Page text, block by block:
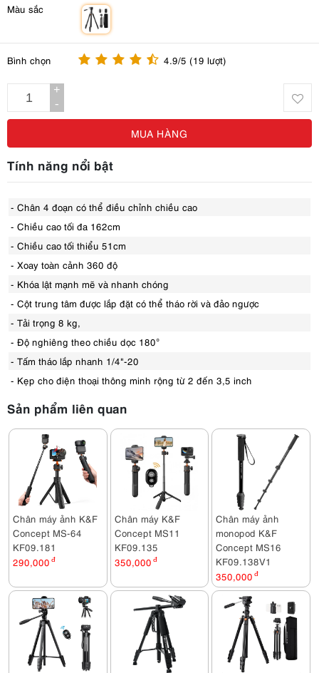
Màu sắc
Bình chọn 4.9/5 (19 lượt)
+
-
MUA HÀNG
Tính năng nổi bật
- Chân 4 đoạn có thể điều chỉnh chiều cao
- Chiều cao tối đa 162cm
- Chiều cao tối thiểu 51cm
- Xoay toàn cảnh 360 độ
- Khóa lật mạnh mẽ và nhanh chóng
- Cột trung tâm được lắp đặt có thể tháo rời và đảo ngược
- Tải trọng 8 kg,
- Độ nghiêng theo chiều dọc 180°
- Tấm tháo lắp nhanh 1/4"-20
- Kẹp cho điện thoại thông minh rộng từ 2 đến 3,5 inch
Sản phẩm liên quan
Chân máy ảnh K&F
Concept MS-64
KF09.181
290,000 đ
Chân máy K&F
Concept MS11
KF09.135
350,000 đ
Chân máy ảnh
monopod K&F
Concept MS16
KF09.138V1
350,000 đ